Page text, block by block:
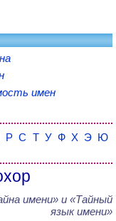
имен
Р С Т У Ф Х Э Ю
имени» и «Тайный
язык имени»